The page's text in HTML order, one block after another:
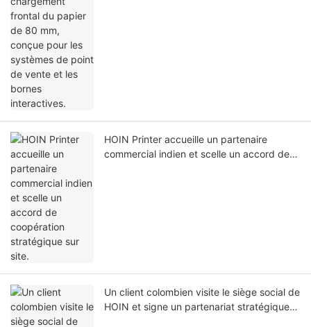
HOIN Printer accueille un partenaire
commercial indien et scelle un accord de
Un client colombien visite le siège social de
HOIN et signe un partenariat stratégique